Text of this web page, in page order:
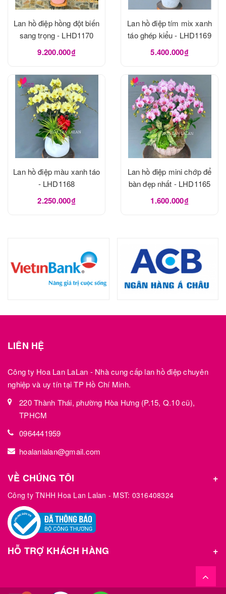
Lan hồ điệp hồng đột biến
sang trọng - LHD1170
9.200.000₫
Lan hồ điệp tím mix xanh
táo ghép kiểu - LHD1169
5.400.000₫
Lan hồ điệp màu xanh táo
- LHD1168
2.250.000₫
Lan hồ điệp mini chớp để
bàn đẹp nhất - LHD1165
1.600.000₫
LIÊN HỆ
Công ty Hoa Lan LaLan - Nhà cung cấp lan hồ điệp chuyên
nghiệp và uy tín tại TP Hồ Chí Minh.
220 Thành Thái, phường Hòa Hưng (P.15, Q.10 cũ),
TPHCM
0964441959
hoalanlalan@gmail.com
VỀ CHÚNG TÔI
Công ty TNHH Hoa Lan Lalan - MST: 0316408324
HỖ TRỢ KHÁCH HÀNG